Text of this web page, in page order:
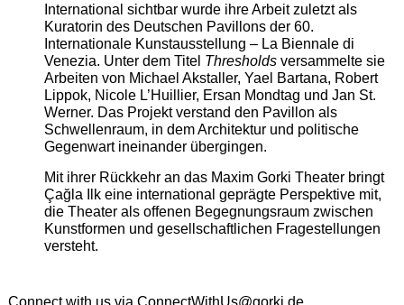
International sichtbar wurde ihre Arbeit zuletzt als
Kuratorin des Deutschen Pavillons der 60.
Internationale Kunstausstellung – La Biennale di
Venezia. Unter dem Titel Thresholdsversammelte sie
Arbeiten von Michael Akstaller, Yael Bartana, Robert
Lippok, Nicole L’Huillier, Ersan Mondtag und Jan St.
Werner. Das Projekt verstand den Pavillon als
Schwellenraum, in dem Architektur und politische
Gegenwart ineinander übergingen.
Mit ihrer Rückkehr an das Maxim Gorki Theater bringt
Çağla Ilk eine international geprägte Perspektive mit,
die Theater als offenen Begegnungsraum zwischen
Kunstformen und gesellschaftlichen Fragestellungen
versteht.
Connect with us via ConnectWithUs@gorki.de